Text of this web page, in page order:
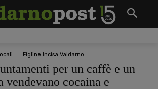
Figline Incisa Valdarno
per un caffè e un
vendevano cocaina e